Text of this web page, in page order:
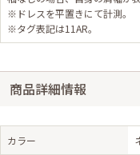
※ドレスを平置きにて計測。
※タグ表記は11AR。
商品詳細情報
カラー